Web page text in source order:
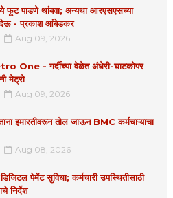
फूट पाडणे थांबवा; अन्यथा आरएसएसच्या
देऊ - प्रकाश आंबेडकर
Aug 09, 2026
One - गर्दीच्या वेळेत अंधेरी-घाटकोपर
मेट्रो
Aug 09, 2026
इमारतीवरून तोल जाऊन BMC कर्मचाऱ्याचा
Aug 08, 2026
पेमेंट सुविधा; कर्मचारी उपस्थितीसाठी
निर्देश